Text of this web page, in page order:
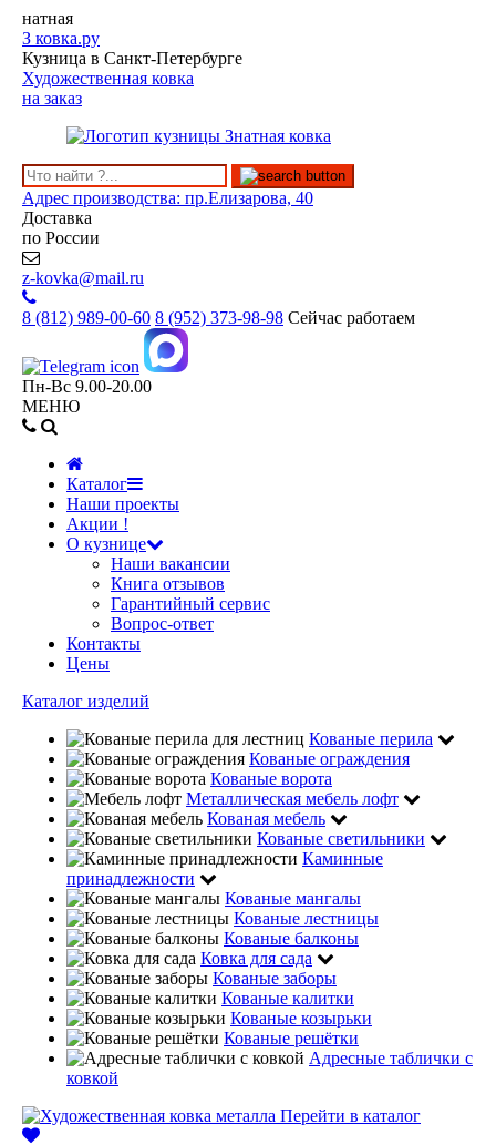
натная
З ковка.ру
Кузница в Санкт-Петербурге
Художественная ковка
на заказ
Адрес производства: пр.Елизарова, 40
Доставка
по России
z-kovka@mail.ru
8 (812) 989-00-60 8 (952) 373-98-98 Сейчас работаем
Пн-Вс 9.00-20.00
МЕНЮ
Каталог
Наши проекты
Акции !
О кузнице
Наши вакансии
Книга отзывов
Гарантийный сервис
Вопрос-ответ
Контакты
Цены
Каталог изделий
Кованые перила
Кованые ограждения
Кованые ворота
Металлическая мебель лофт
Кованая мебель
Кованые светильники
Каминные
принадлежности
Кованые мангалы
Кованые лестницы
Кованые балконы
Ковка для сада
Кованые заборы
Кованые калитки
Кованые козырьки
Кованые решётки
Адресные таблички с
ковкой
Перейти в каталог